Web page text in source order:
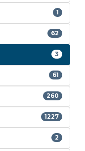
1
62
3
61
260
1227
2